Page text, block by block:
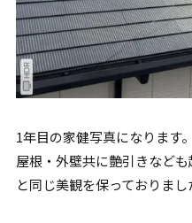
1年目の家健写真になります。
屋根・外壁共に艶引きなど
と同じ美観を保っておりまし